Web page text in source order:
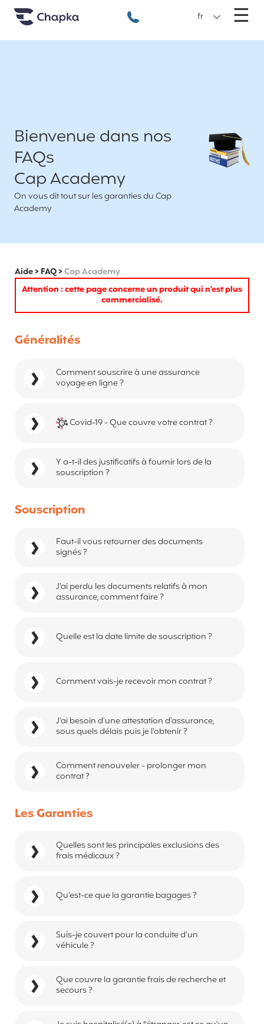
Chapka Assurances Voyages
+33 1 74 85 50 50
fr ☰
Bienvenue dans nos
FAQs
Cap Academy
On vous dit tout sur les garanties du Cap
Academy
Aide> FAQ>Cap Academy
Attention : cette page concerne un produit qui n'est plus
commercialisé.
Généralités
Comment souscrire à une assurance
voyage en ligne ?
Covid-19 - Que couvre votre contrat ?
Y a-t-il des justificatifs à fournir lors de la
souscription ?
Souscription
Faut-il vous retourner des documents
signés ?
J'ai perdu les documents relatifs à mon
assurance, comment faire ?
Quelle est la date limite de souscription ?
Comment vais-je recevoir mon contrat ?
J'ai besoin d'une attestation d'assurance,
sous quels délais puis je l'obtenir ?
Comment renouveler - prolonger mon
contrat ?
Les Garanties
Quelles sont les principales exclusions des
frais médicaux ?
Qu’est-ce que la garantie bagages ?
Suis-je couvert pour la conduite d’un
véhicule ?
Que couvre la garantie frais de recherche et
secours ?